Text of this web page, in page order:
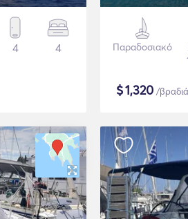
4 4 Παραδοσιακό
$1,320 /βραδιά